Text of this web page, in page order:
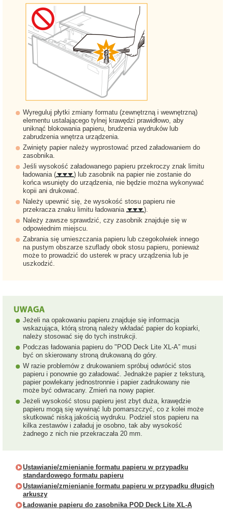
Wyreguluj płytki zmiany formatu (zewnętrzną i wewnętrzną)
elementu ustalającego tylnej krawędzi prawidłowo, aby
uniknąć blokowania papieru, brudzenia wydruków lub
zabrudzenia wnętrza urządzenia.
Zwinięty papier należy wyprostować przed załadowaniem do
zasobnika.
Jeśli wysokość załadowanego papieru przekroczy znak limitu
ładowania (
) lub zasobnik na papier nie zostanie do
końca wsunięty do urządzenia, nie będzie można wykonywać
kopii ani drukować.
Należy upewnić się, że wysokość stosu papieru nie
przekracza znaku limitu ładowania
).
Należy zawsze sprawdzić, czy zasobnik znajduje się w
odpowiednim miejscu.
Zabrania się umieszczania papieru lub czegokolwiek innego
na pustym obszarze szuflady obok stosu papieru, ponieważ
może to prowadzić do usterek w pracy urządzenia lub je
uszkodzić.
Jeżeli na opakowaniu papieru znajduje się informacja
wskazująca, którą stroną należy wkładać papier do kopiarki,
należy stosować się do tych instrukcji.
Podczas ładowania papieru do "POD Deck Lite XL-A” musi
być on skierowany stroną drukowaną do góry.
W razie problemów z drukowaniem spróbuj odwrócić stos
papieru i ponownie go załadować. Jednakże papier z teksturą,
papier powlekany jednostronnie i papier zadrukowany nie
może być odwracany. Zmień na nowy papier.
Jeżeli wysokość stosu papieru jest zbyt duża, krawędzie
papieru mogą się wywinąć lub pomarszczyć, co z kolei może
skutkować niską jakością wydruku. Podziel stos papieru na
kilka zestawów i załaduj je osobno, tak aby wysokość
żadnego z nich nie przekraczała 20 mm.
Ustawianie/zmienianie formatu papieru w przypadku
standardowego formatu papieru
Ustawianie/zmienianie formatu papieru w przypadku długich
arkuszy
Ładowanie papieru do zasobnika POD Deck Lite XL-A